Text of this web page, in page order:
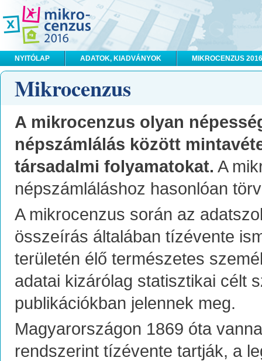
NYITÓLAP ADATOK, KIADVÁNYOK MIKROCENZUS 2016
Mikrocenzus
A mikrocenzus olyan
népszámlálás között
társadalmi folyamatokat. A
népszámláláshoz hasonlóan
A mikrocenzus során az
összeírás általában tízévente
területén élő természetes
adatai kizárólag statisztikai célt
publikációkban jelennek meg.
Magyarországon 1869 óta
rendszerint tízévente tartják, a